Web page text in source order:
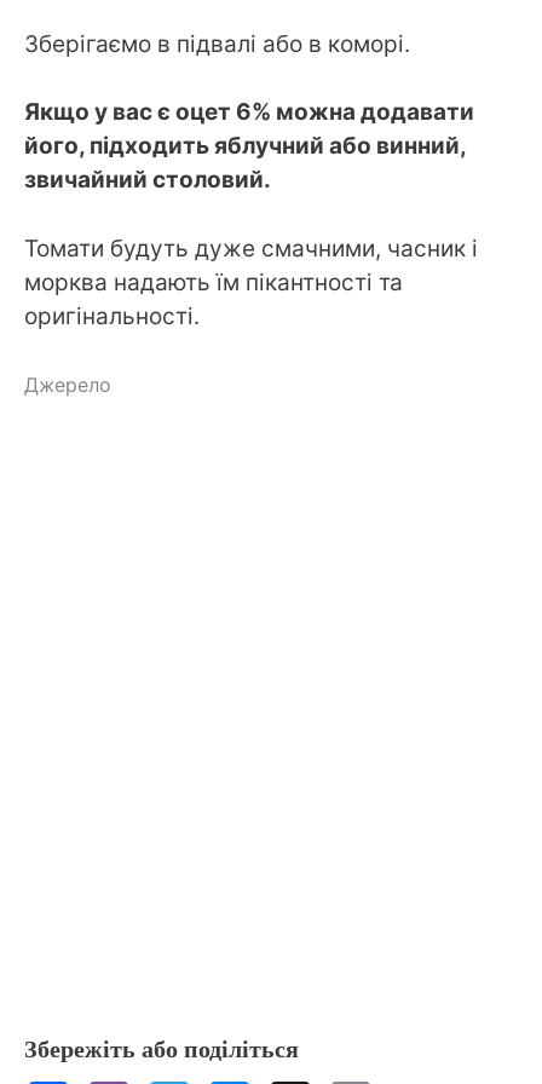
Зберігаємо в підвалі або в коморі.
Якщо у вас є оцет 6% можна додавати
його, підходить яблучний або винний,
звичайний столовий.
Томати будуть дуже смачними, часник і
морква надають їм пікантності та
оригінальності.
Джерело
Збережіть або поділіться